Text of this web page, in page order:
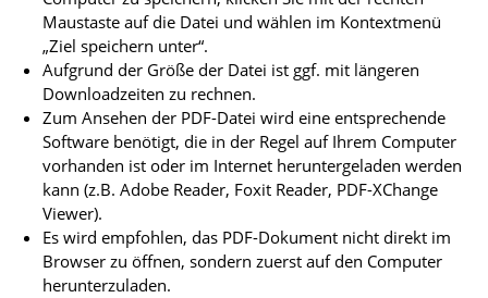
Maustaste auf die Datei und wählen im Kontextmenü
„Ziel speichern unter“.
Aufgrund der Größe der Datei ist ggf. mit längeren
Downloadzeiten zu rechnen.
Zum Ansehen der PDF-Datei wird eine entsprechende
Software benötigt, die in der Regel auf Ihrem Computer
vorhanden ist oder im Internet heruntergeladen werden
kann (z.B. Adobe Reader, Foxit Reader, PDF-XChange
Viewer).
Es wird empfohlen, das PDF-Dokument nicht direkt im
Browser zu öffnen, sondern zuerst auf den Computer
herunterzuladen.